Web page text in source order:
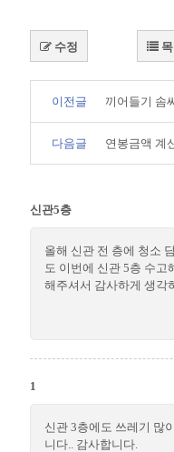
수정 목
이전글 끼어들기 솜
다음글 연봉금액 계
신관5층
올해 신관 전 층에 청소
도 이번에 신관 5층 수고
해주셔서 감사하게 생각
1
신관 3층에도 쓰레기 많
니다.. 감사합니다.